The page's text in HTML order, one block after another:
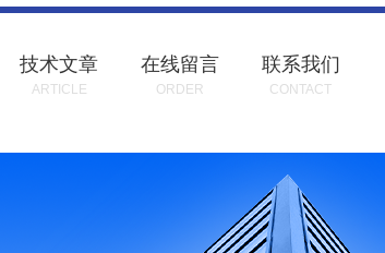
技术文章
ARTICLE
在线留言
ORDER
联系我们
CONTACT